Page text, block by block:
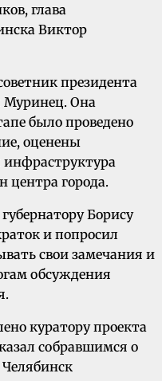
глава
Виктор
президента
Муринец. Она
было проведено
оценены
центра города.
Борису
и попросил
свои замечания и
обсуждения
куратору проекта
собравшимся о